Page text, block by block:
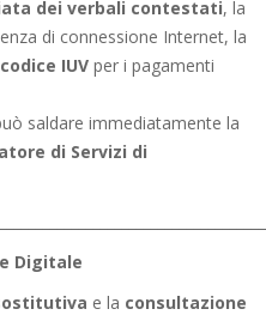
dei verbali contestati, la
di connessione Internet, la
IUV per i pagamenti
saldare immediatamente la
di Servizi di
Digitale
e la consultazione